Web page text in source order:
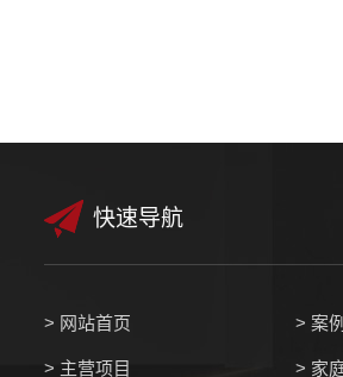
快速导航
> 网站首页 > 案
> 主营项目 > 家